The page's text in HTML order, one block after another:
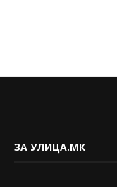
ЗА УЛИЦА.МК